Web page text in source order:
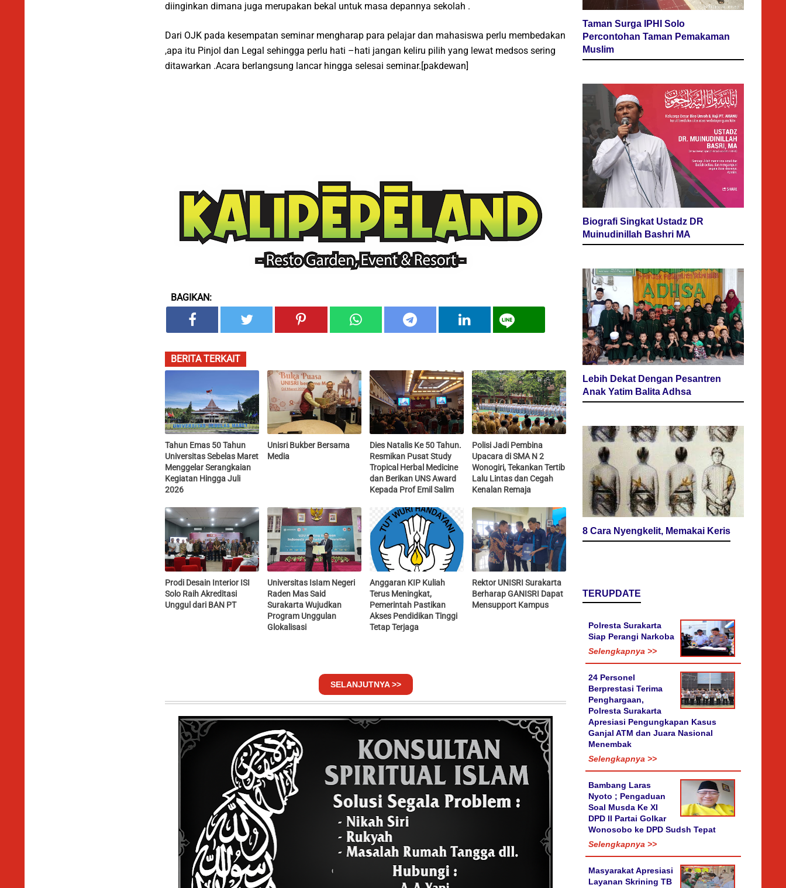
diinginkan dimana juga merupakan bekal untuk masa depannya sekolah .
Dari OJK pada kesempatan seminar mengharap para pelajar dan mahasiswa perlu membedakan
,apa itu Pinjol dan Legal sehingga perlu hati –hati jangan keliru pilih yang lewat medsos sering
ditawarkan .Acara berlangsung lancar hingga selesai seminar.[pakdewan]
BAGIKAN:
BERITA TERKAIT
Tahun Emas 50 Tahun
Universitas Sebelas Maret
Menggelar Serangkaian
Kegiatan Hingga Juli
2026
Unisri Bukber Bersama
Media
Dies Natalis Ke 50 Tahun.
Resmikan Pusat Study
Tropical Herbal Medicine
dan Berikan UNS Award
Kepada Prof Emil Salim
Polisi Jadi Pembina
Upacara di SMA N 2
Wonogiri, Tekankan Tertib
Lalu Lintas dan Cegah
Kenalan Remaja
Prodi Desain Interior ISI
Solo Raih Akreditasi
Unggul dari BAN PT
Universitas IsIam Negeri
Raden Mas Said
Surakarta Wujudkan
Program Unggulan
Glokalisasi
Anggaran KIP Kuliah
Terus Meningkat,
Pemerintah Pastikan
Akses Pendidikan Tinggi
Tetap Terjaga
Rektor UNISRI Surakarta
Berharap GANISRI Dapat
Mensupport Kampus
SELANJUTNYA >>
Taman Surga IPHI Solo
Percontohan Taman Pemakaman
Muslim
Biografi Singkat Ustadz DR
Muinudinillah Bashri MA
Lebih Dekat Dengan Pesantren
Anak Yatim Balita Adhsa
8 Cara Nyengkelit, Memakai Keris
TERUPDATE
Polresta Surakarta
Siap Perangi Narkoba
Selengkapnya >>
24 Personel
Berprestasi Terima
Penghargaan,
Polresta Surakarta
Apresiasi Pengungkapan Kasus
Ganjal ATM dan Juara Nasional
Menembak
Selengkapnya >>
Bambang Laras
Nyoto ; Pengaduan
Soal Musda Ke XI
DPD II Partai Golkar
Wonosobo ke DPD Sudsh Tepat
Selengkapnya >>
Masyarakat Apresiasi
Layanan Skrining TB